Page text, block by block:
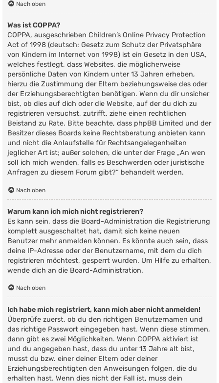
Nach oben
Was ist COPPA?
COPPA, ausgeschrieben Children’s Online Privacy Protection
Act of 1998 (deutsch: Gesetz zum Schutz der Privatsphäre
von Kindern im Internet von 1998) ist ein Gesetz in den USA,
welches festlegt, dass Websites, die möglicherweise
persönliche Daten von Kindern unter 13 Jahren erheben,
hierzu die Zustimmung der Eltern beziehungsweise des oder
der Erziehungsberechtigten benötigen. Wenn du dir unsicher
bist, ob dies auf dich oder die Website, auf der du dich zu
registrieren versuchst, zutrifft, ziehe einen rechtlichen
Beistand zu Rate. Bitte beachte, dass phpBB Limited und der
Besitzer dieses Boards keine Rechtsberatung anbieten kann
und nicht die Anlaufstelle für Rechtsangelegenheiten
jeglicher Art ist; außer solchen, die unter der Frage „An wen
soll ich mich wenden, falls es Beschwerden oder juristische
Anfragen zu diesem Forum gibt?“ behandelt werden.
Nach oben
Warum kann ich mich nicht registrieren?
Es kann sein, dass die Board-Administration die Registrierung
komplett ausgeschaltet hat, damit sich keine neuen
Benutzer mehr anmelden können. Es könnte auch sein, dass
deine IP-Adresse oder der Benutzername, mit dem du dich
registrieren möchtest, gesperrt wurden. Um Hilfe zu erhalten,
wende dich an die Board-Administration.
Nach oben
Ich habe mich registriert, kann mich aber nicht anmelden!
Überprüfe zuerst, ob du den richtigen Benutzernamen und
das richtige Passwort eingegeben hast. Wenn diese stimmen,
dann gibt es zwei Möglichkeiten. Wenn COPPA aktiviert ist
und du angegeben hast, dass du unter 13 Jahre alt bist,
musst du bzw. einer deiner Eltern oder deiner
Erziehungsberechtigten den Anweisungen folgen, die du
erhalten hast. Wenn dies nicht der Fall ist, muss dein